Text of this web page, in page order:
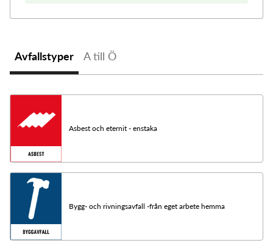
Avfallstyper A till Ö
Asbest och eternit - enstaka
Bygg- och rivningsavfall -från eget arbete hemma